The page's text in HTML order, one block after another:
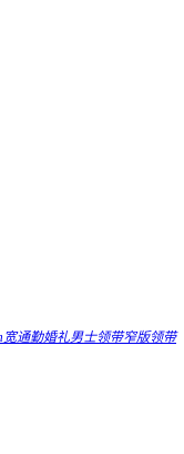
宽通勤婚礼男士领带窄版领带